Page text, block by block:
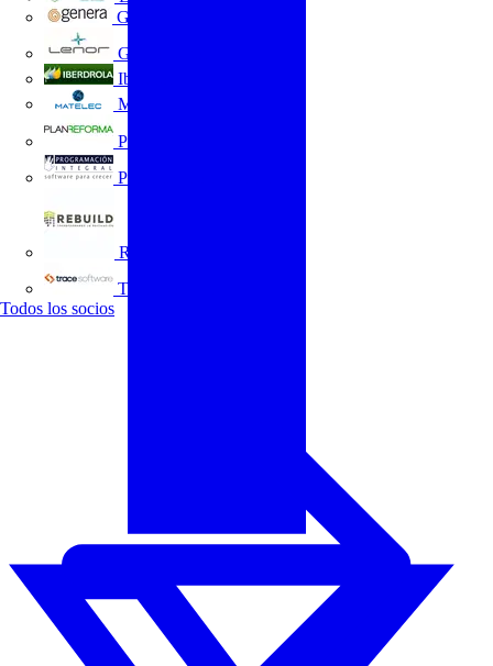
GENERA
Grupo Lenor
Iberdrola
MATELEC
Plan Reforma
Programación Integral
REBUILD
Trace Software
Todos los socios